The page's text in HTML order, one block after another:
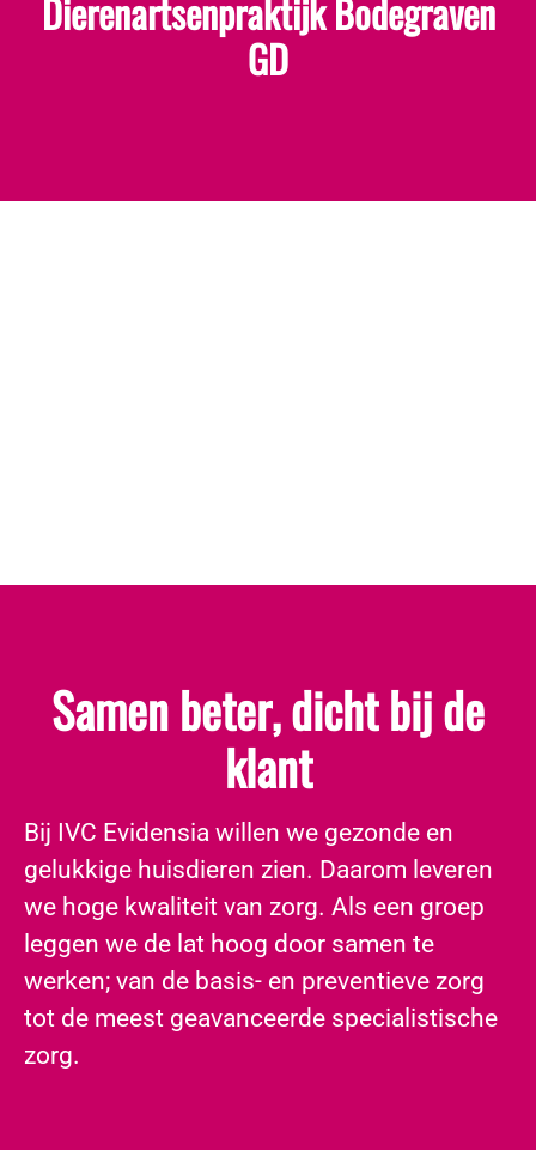
Dierenartsenpraktijk Bodegraven
GD
Samen beter, dicht bij de
klant
​Bij IVC Evidensia willen we gezonde en
gelukkige huisdieren zien. Daarom leveren
we hoge kwaliteit van zorg. Als een groep
leggen we de lat hoog door samen te
werken; van de basis- en preventieve zorg
tot de meest geavanceerde specialistische
zorg.